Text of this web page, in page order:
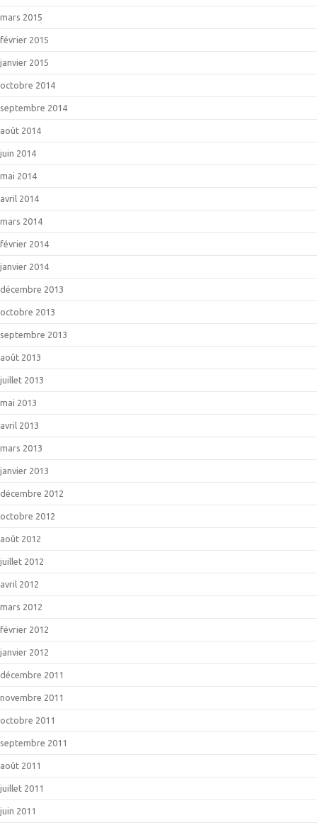
mars 2015
février 2015
janvier 2015
octobre 2014
septembre 2014
août 2014
juin 2014
mai 2014
avril 2014
mars 2014
février 2014
janvier 2014
décembre 2013
octobre 2013
septembre 2013
août 2013
juillet 2013
mai 2013
avril 2013
mars 2013
janvier 2013
décembre 2012
octobre 2012
août 2012
juillet 2012
avril 2012
mars 2012
février 2012
janvier 2012
décembre 2011
novembre 2011
octobre 2011
septembre 2011
août 2011
juillet 2011
juin 2011